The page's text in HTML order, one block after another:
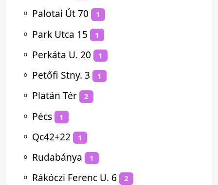
⚬ Palotai Út 70 1
⚬ Park Utca 15 1
⚬ Perkáta U. 20 1
⚬ Petőfi Stny. 3 1
⚬ Platán Tér 2
⚬ Pécs 1
⚬ Qc42+22 1
⚬ Rudabánya 1
⚬ Rákóczi Ferenc U. 6 2